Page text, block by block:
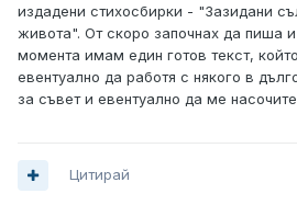
издадени стихосбирки - "Зазидани
живота". От скоро започнах да пиша и
момента имам един готов текст,
евентуално да работя с някого в
за съвет и евентуално да ме
Цитирай